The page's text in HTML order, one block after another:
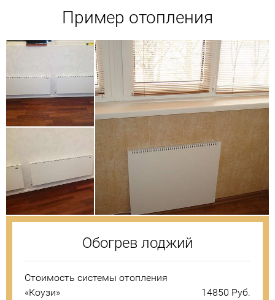
Пример отопления
Обогрев лоджий
Стоимость системы отопления
«Коузи»
14850 Руб.